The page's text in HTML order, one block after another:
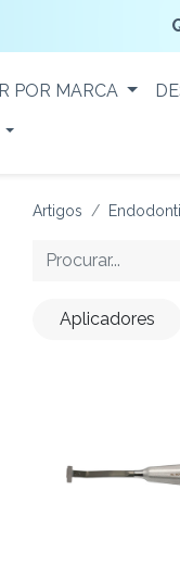
POR MARCA
Artigos
Aplicadores